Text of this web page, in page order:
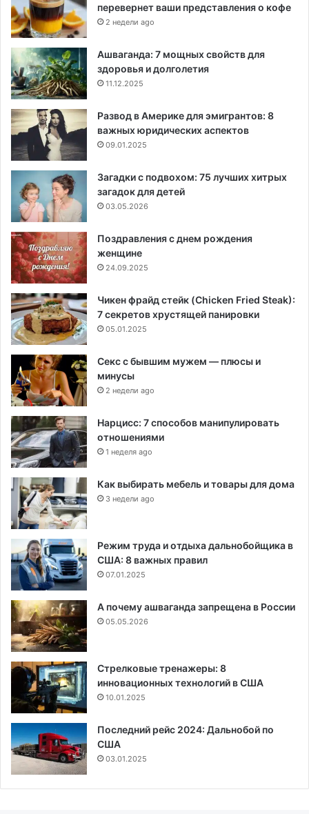
перевернет ваши представления о кофе
2 недели ago
Ашваганда: 7 мощных свойств для
здоровья и долголетия
11.12.2025
Развод в Америке для эмигрантов: 8
важных юридических аспектов
09.01.2025
Загадки с подвохом: 75 лучших хитрых
загадок для детей
03.05.2026
Поздравления с днем рождения
женщине
24.09.2025
Чикен фрайд стейк (Chicken Fried Steak):
7 секретов хрустящей панировки
05.01.2025
Секс с бывшим мужем — плюсы и
минусы
2 недели ago
Нарцисс: 7 способов манипулировать
отношениями
1 неделя ago
Как выбирать мебель и товары для дома
3 недели ago
Режим труда и отдыха дальнобойщика в
США: 8 важных правил
07.01.2025
А почему ашваганда запрещена в России
05.05.2026
Стрелковые тренажеры: 8
инновационных технологий в США
10.01.2025
Последний рейс 2024: Дальнобой по
США
03.01.2025